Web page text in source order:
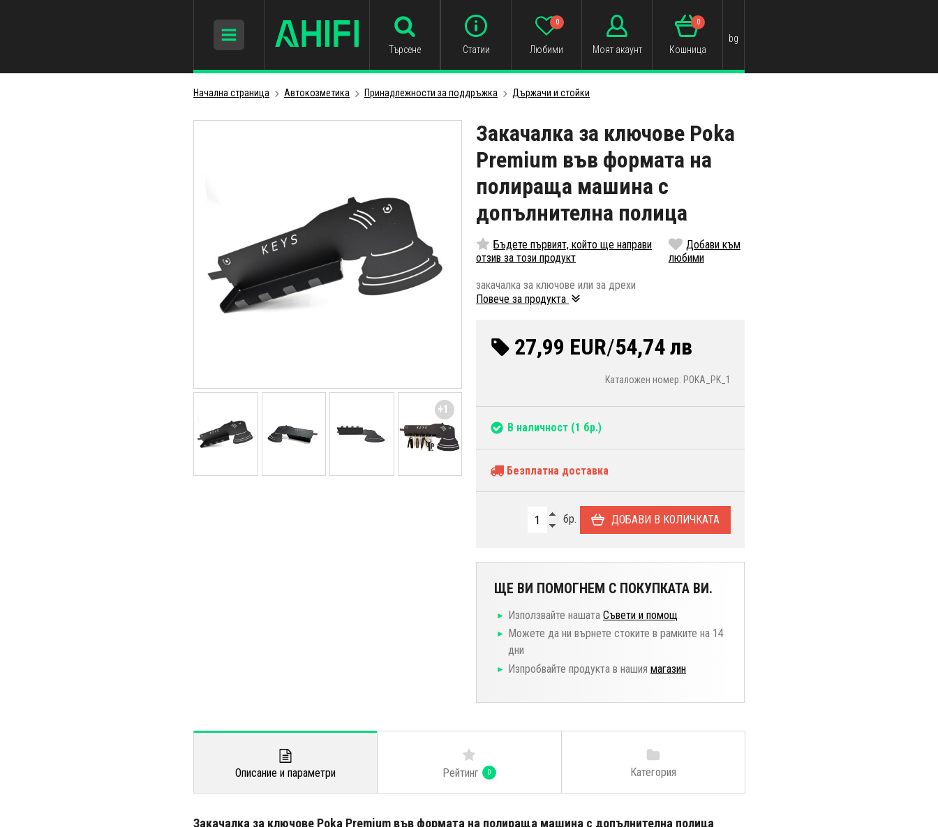
Търсене Статии Любими
0
Моят акаунт Кошница
0
bg
Начална страница Автокозметика Принадлежности за поддръжка Държачи и стойки
Закачалка за ключове Poka
Premium във формата на
полираща машина с
допълнителна полица
Бъдете първият, който ще направи
отзив за този продукт
Добави към
любими
закачалка за ключове или за дрехи
Повече за продукта
27,99 EUR/54,74 лв
Каталожен номер: POKA_PK_1
В наличност (1 бр.)
Безплатна доставка
бр. ДОБАВИ В КОЛИЧКАТА
ЩЕ ВИ ПОМОГНЕМ С ПОКУПКАТА ВИ.
Използвайте нашата Съвети и помощ
Можете да ни върнете стоките в рамките на 14
дни
Изпробвайте продукта в нашия магазин
+1
Описание и параметри Рейтинг 0 Категория
Закачалка за ключове Poka Premium във формата на полираща машина с допълнителна полица